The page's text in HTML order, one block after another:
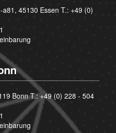
45130 Essen T.: +49 (0)
Bonn T.:+49 (0) 228 - 504